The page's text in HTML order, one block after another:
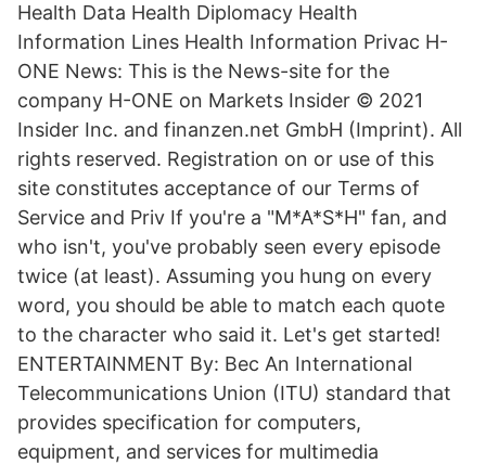
Health Data Health Diplomacy Health
Information Lines Health Information Privac H-
ONE News: This is the News-site for the
company H-ONE on Markets Insider © 2021
Insider Inc. and finanzen.net GmbH (Imprint). All
rights reserved. Registration on or use of this
site constitutes acceptance of our Terms of
Service and Priv If you're a "M*A*S*H" fan, and
who isn't, you've probably seen every episode
twice (at least). Assuming you hung on every
word, you should be able to match each quote
to the character who said it. Let's get started!
ENTERTAINMENT By: Bec An International
Telecommunications Union (ITU) standard that
provides specification for computers,
equipment, and services for multimedia